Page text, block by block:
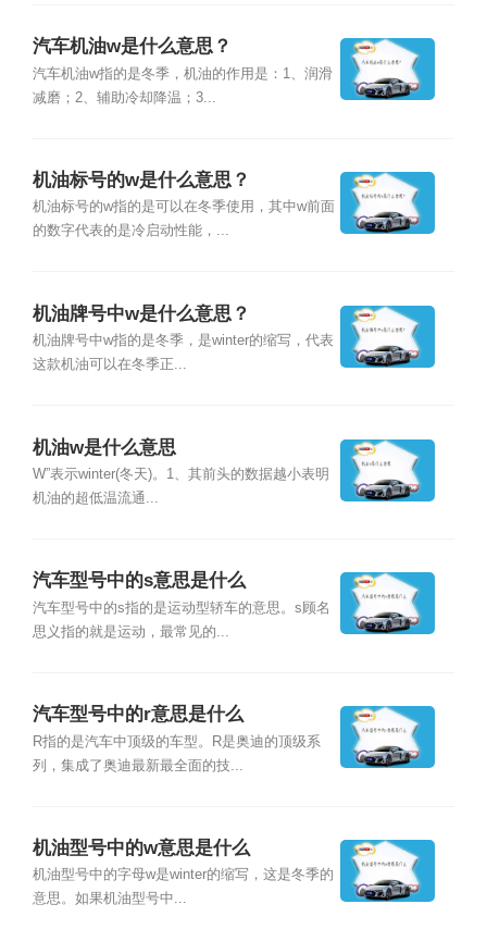
汽车机油w是什么意思？
汽车机油w指的是冬季，机油的作用是：1、润滑
减磨；2、辅助冷却降温；3...
机油标号的w是什么意思？
机油标号的w指的是可以在冬季使用，其中w前面
的数字代表的是冷启动性能，...
机油牌号中w是什么意思？
机油牌号中w指的是冬季，是winter的缩写，代表
这款机油可以在冬季正...
机油w是什么意思
W”表示winter(冬天)。1、其前头的数据越小表明
机油的超低温流通...
汽车型号中的s意思是什么
汽车型号中的s指的是运动型轿车的意思。s顾名
思义指的就是运动，最常见的...
汽车型号中的r意思是什么
R指的是汽车中顶级的车型。R是奥迪的顶级系
列，集成了奥迪最新最全面的技...
机油型号中的w意思是什么
机油型号中的字母w是winter的缩写，这是冬季的
意思。如果机油型号中...